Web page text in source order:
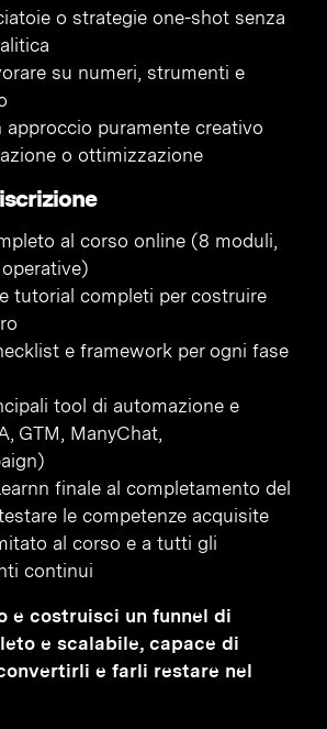
o strategie one-shot senza
su numeri, strumenti e
approccio puramente creativo
o ottimizzazione
al corso online (8 moduli,
tutorial completi per costruire
e framework per ogni fase
tool di automazione e
GTM, ManyChat,
finale al completamento del
le competenze acquisite
al corso e a tutti gli
continui
e costruisci un funnel di
e scalabile, capace di
e farli restare nel